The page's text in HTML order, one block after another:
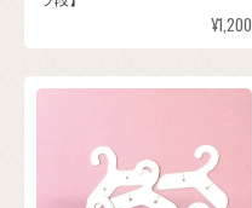
¥1,200